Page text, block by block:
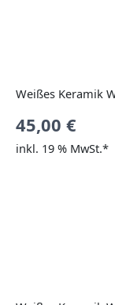
Weißes Keramik
45,00 €
inkl. 19 % MwSt.*